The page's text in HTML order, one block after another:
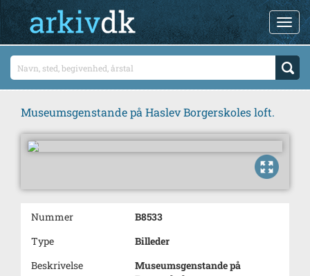
Museumsgenstande på Haslev Borgerskoles loft.
Nummer
B8533
Type
Billeder
Beskrivelse
Museumsgenstande på